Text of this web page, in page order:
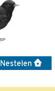
Nestelen